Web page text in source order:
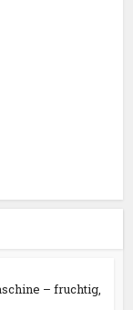
– fruchtig,